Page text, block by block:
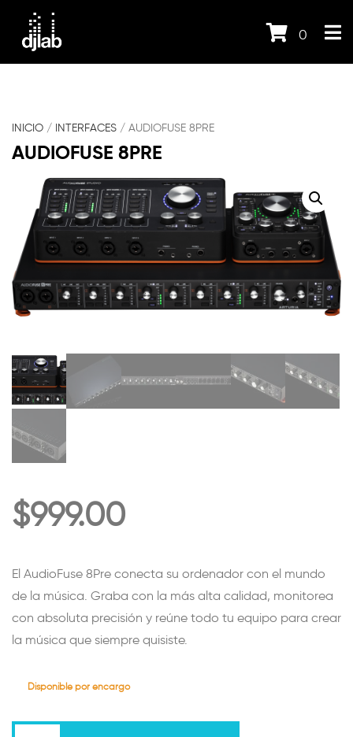
0
INICIO / INTERFACES / AUDIOFUSE 8PRE
AUDIOFUSE 8PRE
$999.00
El AudioFuse 8Pre conecta su ordenador con el mundo
de la música. Graba con la más alta calidad, monitorea
con absoluta precisión y reúne todo tu equipo para crear
la música que siempre quisiste.
Disponible por encargo
AudioFuse